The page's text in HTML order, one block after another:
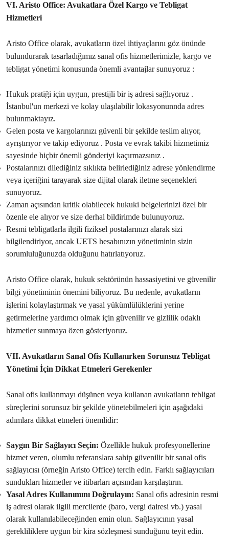
VI. Aristo Office: Avukatlara Özel Kargo ve Tebligat
Hizmetleri
Aristo Office olarak, avukatların özel ihtiyaçlarını göz önünde
bulundurarak tasarladığımız sanal ofis hizmetlerimizle, kargo ve
tebligat yönetimi konusunda önemli avantajlar sunuyoruz :
Hukuk pratiği için uygun, prestijli bir iş adresi sağlıyoruz .
İstanbul'un merkezi ve kolay ulaşılabilir lokasyonunnda adres
bulunmaktayız.
Gelen posta ve kargolarınızı güvenli bir şekilde teslim alıyor,
ayrıştırıyor ve takip ediyoruz . Posta ve evrak takibi hizmetimiz
sayesinde hiçbir önemli gönderiyi kaçırmazsınız .
Postalarınızı dilediğiniz sıklıkta belirlediğiniz adrese yönlendirme
veya içeriğini tarayarak size dijital olarak iletme seçenekleri
sunuyoruz.
Zaman açısından kritik olabilecek hukuki belgelerinizi özel bir
özenle ele alıyor ve size derhal bildirimde bulunuyoruz.
Resmi tebligatlarla ilgili fiziksel postalarınızı alarak sizi
bilgilendiriyor, ancak UETS hesabınızın yönetiminin sizin
sorumluluğunuzda olduğunu hatırlatıyoruz.
Aristo Office olarak, hukuk sektörünün hassasiyetini ve güvenilir
bilgi yönetiminin önemini biliyoruz. Bu nedenle, avukatların
işlerini kolaylaştırmak ve yasal yükümlülüklerini yerine
getirmelerine yardımcı olmak için güvenilir ve gizlilik odaklı
hizmetler sunmaya özen gösteriyoruz.
VII. Avukatların Sanal Ofis Kullanırken Sorunsuz Tebligat
Yönetimi İçin Dikkat Etmeleri Gerekenler
Sanal ofis kullanmayı düşünen veya kullanan avukatların tebligat
süreçlerini sorunsuz bir şekilde yönetebilmeleri için aşağıdaki
adımlara dikkat etmeleri önemlidir:
Saygın Bir Sağlayıcı Seçin: Özellikle hukuk profesyonellerine
hizmet veren, olumlu referanslara sahip güvenilir bir sanal ofis
sağlayıcısı (örneğin Aristo Office) tercih edin. Farklı sağlayıcıları
sundukları hizmetler ve itibarları açısından karşılaştırın.
Yasal Adres Kullanımını Doğrulayın: Sanal ofis adresinin resmi
iş adresi olarak ilgili mercilerde (baro, vergi dairesi vb.) yasal
olarak kullanılabileceğinden emin olun. Sağlayıcının yasal
gerekliliklere uygun bir kira sözleşmesi sunduğunu teyit edin.